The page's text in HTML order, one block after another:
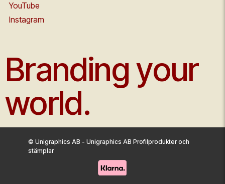
YouTube
Instagram
Branding your
world.
© Unigraphics AB - Unigraphics AB Profilprodukter och
stämplar